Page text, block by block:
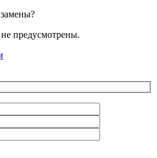
предусмотрены.